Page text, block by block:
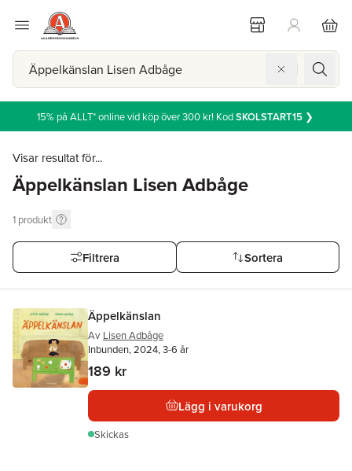
15% på ALLT* online vid köp över 300 kr! KodSKOLSTART15❯
Visar resultat för...
Äppelkänslan Lisen Adbåge
1 produkt
Filtrera Sortera
Äppelkänslan
Av Lisen Adbåge
Inbunden, 2024, 3-6 år
189 kr
Lägg i varukorg
Skickas